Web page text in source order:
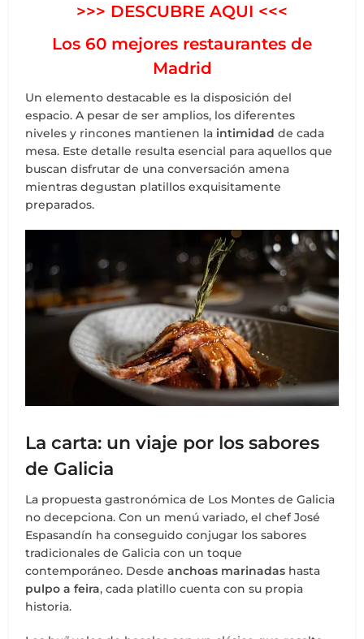
>>> DESCUBRE AQUI <<<
Los 60 mejores restaurantes de
Madrid
Un elemento destacable es la disposición del
espacio. A pesar de ser amplios, los diferentes
niveles y rincones mantienen la intimidad de cada
mesa. Este detalle resulta esencial para aquellos que
buscan disfrutar de una conversación amena
mientras degustan platillos exquisitamente
preparados.
La carta: un viaje por los sabores
de Galicia
La propuesta gastronómica de Los Montes de Galicia
no decepciona. Con un menú variado, el chef José
Espasandín ha conseguido conjugar los sabores
tradicionales de Galicia con un toque
contemporáneo. Desdeanchoas marinadas hasta
pulpo a feira, cada platillo cuenta con su propia
historia.